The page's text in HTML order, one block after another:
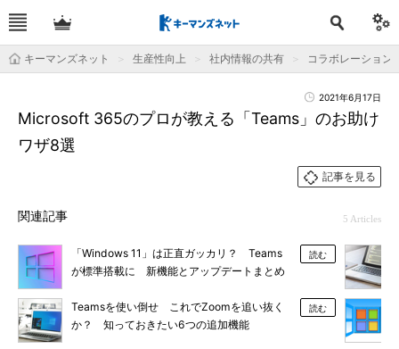
キーマンズネット 生産性向上 社内情報の共有 コラボレーション
2021年6月17日
Microsoft 365のプロが教える「Teams」のお助け
ワザ8選
記事を見る
関連記事 5 Articles
「Windows 11」は正直ガッカリ？ Teams
が標準搭載に 新機能とアップデートまとめ
読む
Teamsを使い倒せ これでZoomを追い抜く
か？ 知っておきたい6つの追加機能
読む